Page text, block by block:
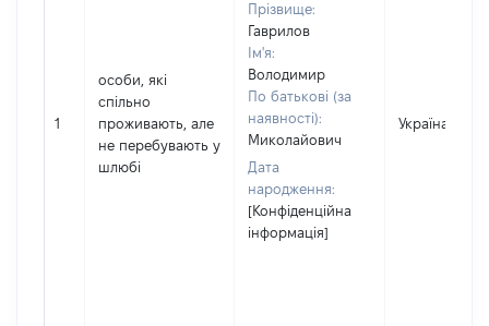
1
особи, які
спільно
проживають, але
не перебувають у
шлюбі
Прізвище:
Гаврилов
Ім'я:
Володимир
По батькові (за
наявності):
Миколайович
Дата
народження:
[Конфіденційна
інформація]
Україна